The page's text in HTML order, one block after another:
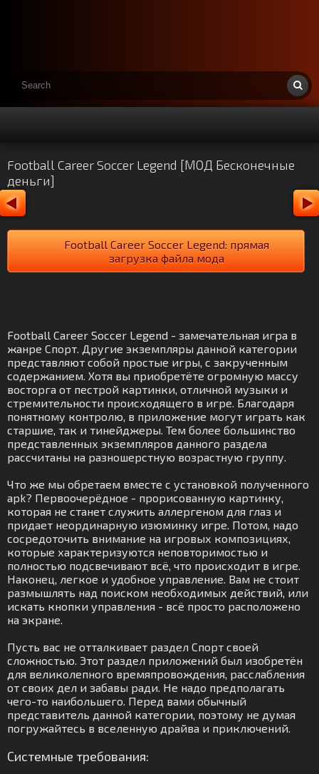
Football Career Soccer Legend [МОД Бесконечные
деньги]
Football Career Soccer Legend: прямая
загрузка файла мода
Football Career Soccer Legend - замечательная игра в
жанре Спорт. Другие экземпляры данной категории
представляют собой простые игры, с закрученным
содержанием. Хотя вы приобретёте огромную массу
восторга от пестрой картинки, отличной музыки и
стремительности происходящего в игре. Благодаря
понятному контролю, в приложение могут играть как
старшие, так и тинейджеры. Тем более большинство
представленных экземпляров данного раздела
рассчитаны на разношерстную возрастную группу.
Что же мы обретаем вместе с установкой полученного
apk? Первоочерёдное - прорисованную картинку,
которая не станет служить аллергеном для глаз и
придает неординарную изюминку игре. Потом, надо
сосредоточить внимание на игровых композициях,
которые характеризуются неповторимостью и
полностью подсвечивают всё, что происходит в игре.
Наконец, легкое и удобное управление. Вам не стоит
размышлять над поиском необходимых действий, или
искать кнопки управления - всё просто расположено
на экране.
Пусть вас не отталкивает раздел Спорт своей
сложностью. Этот раздел приложений был изобретён
для великолепного времяпровождения, расслабления
от своих дел и забавы ради. Не надо предполагать
чего-то наибольшего. Перед вами обычный
представитель данной категории, поэтому не думая
погружайтесь в вселенную драйва и приключений.
Системные требования: